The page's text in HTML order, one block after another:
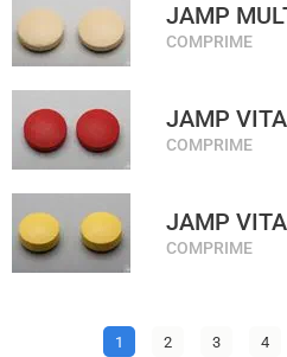
JAMP
COMPRIME
JAMP
COMPRIME
JAMP
COMPRIME
1 2 3 4